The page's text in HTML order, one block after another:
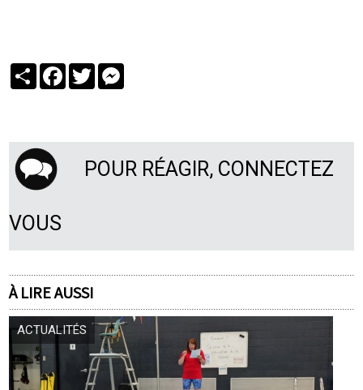
PartagerFacebook
Twitter
POUR RÉAGIR, CONNECTEZ
VOUS
À LIRE AUSSI
ACTUALITÉS